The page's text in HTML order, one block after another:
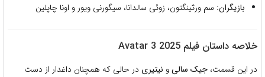
بازیگران: سم ورثینگتون، زوئی سالدانا، سیگورنی ویور و اونا چاپلین
خلاصه داستان فیلم Avatar 3 2025
در این قسمت، جیک سالیو نیتیری در حالی که همچنان داغدار از دست